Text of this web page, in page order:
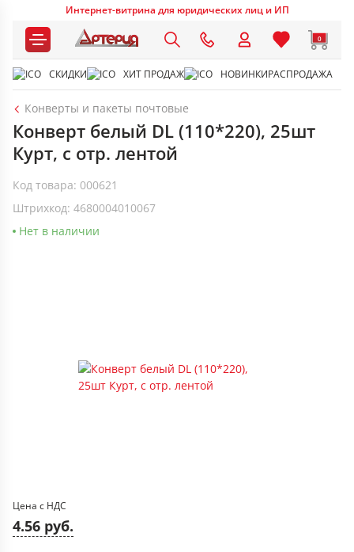
Интернет-витрина для юридических лиц и ИП
0
СКИДКИ ХИТ ПРОДАЖ НОВИНКИРАСПРОДАЖА
Конверты и пакеты почтовые
Конверт белый DL (110*220), 25шт
Курт, с отр. лентой
Код товара: 000621
Штрихкод: 4680004010067
Нет в наличии
Цена с НДС
4.56 руб.